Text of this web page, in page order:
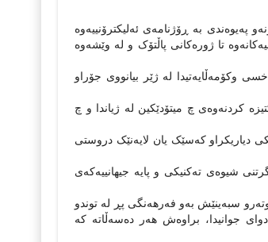
به‌ ڕۆژنامه‌ی ئه‌لیکترۆنییه‌وه‌
تا ژوره‌کانی پاڵتۆک و له‌ وێشه‌وه‌
وکۆمه‌ڵایه‌تیدا له‌ ژێر بیانووی جۆراو
کردنه‌وه‌ی چ میتۆدێکین له‌ ژیاندا و چ
دیاریکراو که‌سێک یان لایه‌نێک دروستی
شیوه‌ی ته‌کنیکی و پایه‌ جیهانییه‌که‌ی
سبه‌ینێش به‌و فه‌رهه‌نگی پڕ له‌ توندو
جوانیدا، براوه‌ش هه‌ر ده‌سه‌ڵاته‌ که‌